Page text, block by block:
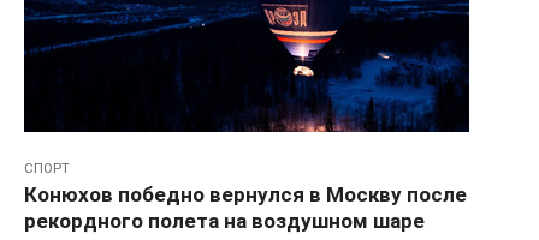
СПОРТ
Конюхов победно вернулся в Москву после
рекордного полета на воздушном шаре